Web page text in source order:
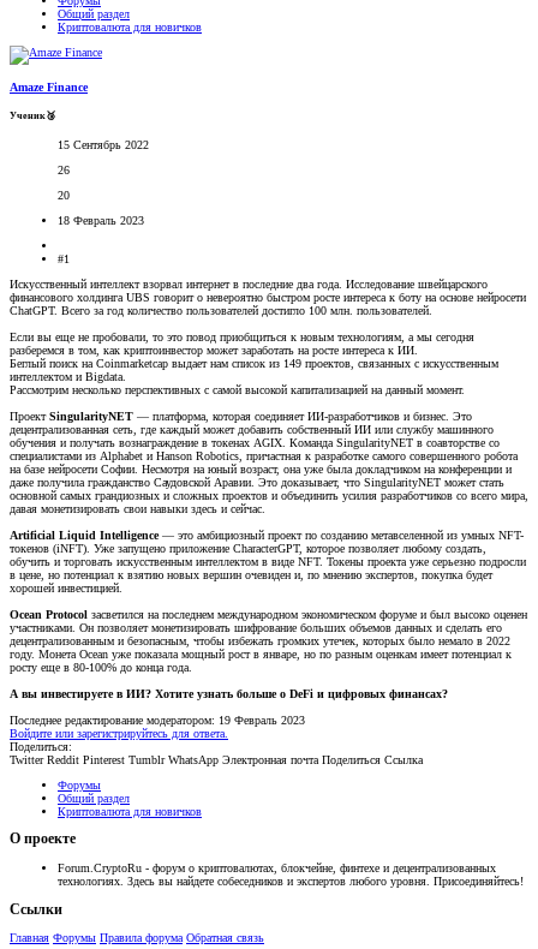
Общий раздел
Криптовалюта для новичков
Amaze Finance
Ученик🥉
15 Сентябрь 2022
26
20
18 Февраль 2023
#1
Искусственный интеллект взорвал интернет в последние два года. Исследование швейцарского
финансового холдинга UBS говорит о невероятно быстром росте интереса к боту на основе нейросети
ChatGPT. Всего за год количество пользователей достигло 100 млн. пользователей.
Если вы еще не пробовали, то это повод приобщиться к новым технологиям, а мы сегодня
разберемся в том, как криптоинвестор может заработать на росте интереса к ИИ.
Беглый поиск на Coinmarketcap выдает нам список из 149 проектов, связанных с искусственным
интеллектом и Bigdata.
Рассмотрим несколько перспективных с самой высокой капитализацией на данный момент.
ПроектSingularityNET — платформа, которая соединяет ИИ-разработчиков и бизнес. Это
децентрализованная сеть, где каждый может добавить собственный ИИ или службу машинного
обучения и получать вознаграждение в токенах AGIX. Команда SingularityNET в соавторстве со
специалистами из Alphabet и Hanson Robotics, причастная к разработке самого совершенного робота
на базе нейросети Софии. Несмотря на юный возраст, она уже была докладчиком на конференции и
даже получила гражданство Саудовской Аравии. Это доказывает, что SingularityNET может стать
основной самых грандиозных и сложных проектов и объединить усилия разработчиков со всего мира,
давая монетизировать свои навыки здесь и сейчас.
Artificial Liquid Intelligence— это амбициозный проект по созданию метавселенной из умных NFT-
токенов (iNFT). Уже запущено приложение CharacterGPT, которое позволяет любому создать,
обучить и торговать искусственным интеллектом в виде NFT. Токены проекта уже серьезно подросли
в цене, но потенциал к взятию новых вершин очевиден и, по мнению экспертов, покупка будет
хорошей инвестицией.
Ocean Protocol засветился на последнем международном экономическом форуме и был высоко оценен
участниками. Он позволяет монетизировать шифрование больших объемов данных и сделать его
децентрализованным и безопасным, чтобы избежать громких утечек, которых было немало в 2022
году. Монета Ocean уже показала мощный рост в январе, но по разным оценкам имеет потенциал к
росту еще в 80-100% до конца года.
А вы инвестируете в ИИ? Хотите узнать больше о DeFi и цифровых финансах?
Последнее редактирование модератором: 19 Февраль 2023
Войдите или зарегистрируйтесь для ответа.
Поделиться:
Twitter Reddit Pinterest Tumblr WhatsApp Электронная почта Поделиться Ссылка
Форумы
Общий раздел
Криптовалюта для новичков
О проекте
Forum.CryptoRu - форум о криптовалютах, блокчейне, финтехе и децентрализованных
технологиях. Здесь вы найдете собеседников и экспертов любого уровня. Присоединяйтесь!
Ссылки
Главная Форумы Правила форума Обратная связь